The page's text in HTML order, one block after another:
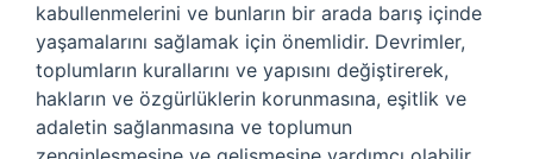
kabullenmelerini ve bunların bir arada barış içinde
yaşamalarını sağlamak için önemlidir. Devrimler,
toplumların kurallarını ve yapısını değiştirerek,
hakların ve özgürlüklerin korunmasına, eşitlik ve
adaletin sağlanmasına ve toplumun